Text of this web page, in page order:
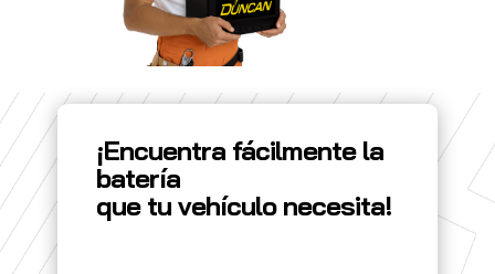
¡Encuentra fácilmente la
batería
que tu vehículo necesita!